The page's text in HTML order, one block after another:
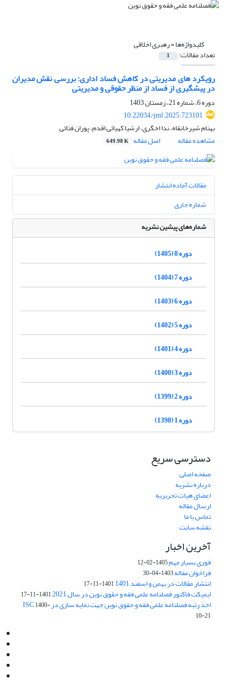
کلیدواژه‌ها =رهبری اخلاقی
تعداد مقالات: 1
رویکرد های مدیریتی در کاهش فساد اداری: بررسی نقش مدیران
در پیشگیری از فساد از منظر حقوقی و مدیریتی
دوره 6، شماره 21، زمستان 1403
10.22034/jml.2025.723101
بهنام شیرخانقاه، ندا اخگری، ارشیا کهیائی اقدم، پوران فتائی
مشاهده مقاله
اصل مقاله 649.98 K
مقالات آماده انتشار
شماره جاری
شماره‌های پیشین نشریه
دوره 8 (1405)
دوره 7 (1404)
دوره 6 (1403)
دوره 5 (1402)
دوره 4 (1401)
دوره 3 (1400)
دوره 2 (1399)
دوره 1 (1398)
دسترسی سریع
صفحه اصلی
درباره نشریه
اعضای هیات تحریریه
ارسال مقاله
تماس با ما
نقشه سایت
آخرین اخبار
فوری بسیار مهم1405-02-12
فراخوان مقاله1403-04-30
انتشار مقالات در بهمن و اسفند 1401 1401-11-17
ایمپکت فاکتور فصلنامه علمی فقه و حقوق نوین در سال 2021 1401-11-17
اخذ رتبه فصلنامه علمی فقه و حقوق نوین جهت نمایه سازی در ISC1400-
10-21